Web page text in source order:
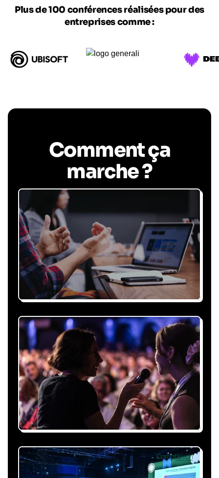
Plus de 100 conférences réalisées pour des
entreprises comme :
Comment ça
marche ?
Recevez une proposition
sous 24h
Expliquez-nous vos besoins, on vous répond
sous 24h avec une proposition
personnalisée, claire et adaptée à votre
événement et à vos contraintes.
Nous nous occupons de
tout